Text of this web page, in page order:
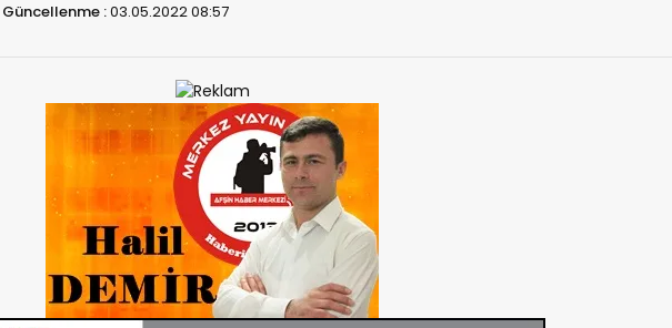
Güncellenme :03.05.2022 08:57